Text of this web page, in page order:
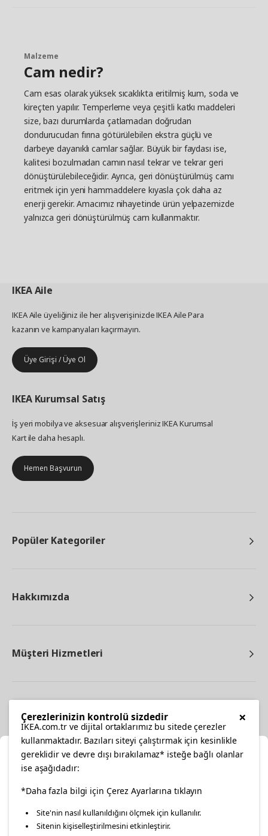
Malzeme
Cam nedir?
Cam esas olarak yüksek sıcaklıkta eritilmiş kum, soda ve
kireçten yapılır. Temperleme veya çeşitli katkı maddeleri
size, bazı durumlarda çatlamadan doğrudan
dondurucudan fırına götürülebilen ekstra güçlü ve
darbeye dayanıklı camlar sağlar. Büyük bir faydası ise,
kalitesi bozulmadan camın nasıl tekrar ve tekrar geri
dönüştürülebileceğidir. Ayrıca, geri dönüştürülmüş camı
eritmek için yeni hammaddelere kıyasla çok daha az
enerji gerekir. Amacımız nihayetinde ürün yelpazemizde
yalnızca geri dönüştürülmüş cam kullanmaktır.
IKEAAile
IKEA Aile üyeliğiniz ile her alışverişinizde IKEA Aile Para
kazanın ve kampanyaları kaçırmayın.
Üye Girişi / Üye Ol
IKEA Kurumsal Satış
İş yeri mobilya ve aksesuar alışverişleriniz IKEA Kurumsal
Kart ile daha hesaplı.
Hemen Başvurun
Popüler Kategoriler
Hakkımızda
Müşteri Hizmetleri
facebooktwitterinstagrampinterestyoutube
linkedin
Konumunuzu Seçin
İnternetten vereceğiniz siparişlerinizde size özel hizmet ve
×
Çerezlerinizin kontrolü sizdedir
IKEA.com.tr ve dijital ortaklarımız bu sitede çerezler
kullanmaktadır. Bazıları siteyi çalıştırmak için kesinlikle
gereklidir ve devre dışı bırakılamaz* isteğe bağlı olanlar
ise aşağıdadır:
*Daha fazla bilgi için Çerez Ayarlarına tıklayın
Site'nin nasıl kullanıldığını ölçmek için kullanılır.
Sitenin kişiselleştirilmesini etkinleştirir.